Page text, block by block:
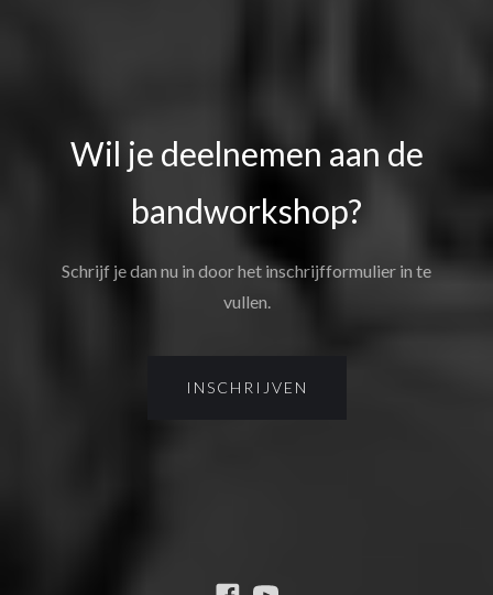
Wil je deelnemen aan de
bandworkshop?
Schrijf je dan nu in door het inschrijfformulier in te
vullen.
INSCHRIJVEN